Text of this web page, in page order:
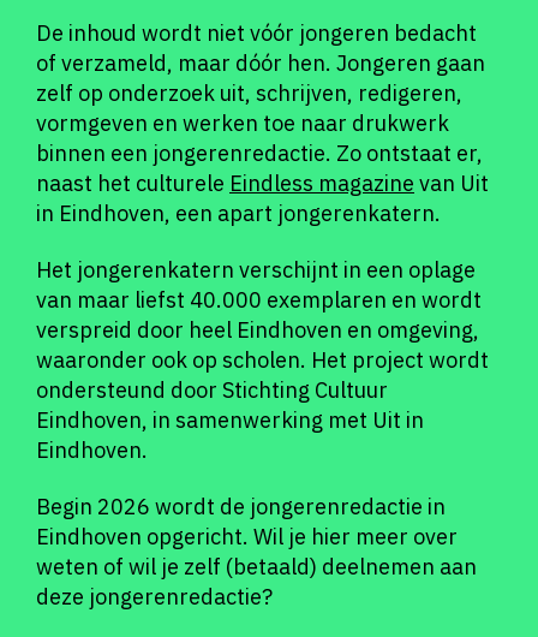
De inhoud wordt niet vóór jongeren bedacht
of verzameld, maar dóór hen. Jongeren gaan
zelf op onderzoek uit, schrijven, redigeren,
vormgeven en werken toe naar drukwerk
binnen een jongerenredactie. Zo ontstaat er,
naast het culturele Eindless magazine van Uit
in Eindhoven, een apart jongerenkatern.
Het jongerenkatern verschijnt in een oplage
van maar liefst 40.000 exemplaren en wordt
verspreid door heel Eindhoven en omgeving,
waaronder ook op scholen. Het project wordt
ondersteund door Stichting Cultuur
Eindhoven, in samenwerking met Uit in
Eindhoven.
Begin 2026 wordt de jongerenredactie in
Eindhoven opgericht. Wil je hier meer over
weten of wil je zelf (betaald) deelnemen aan
deze jongerenredactie?